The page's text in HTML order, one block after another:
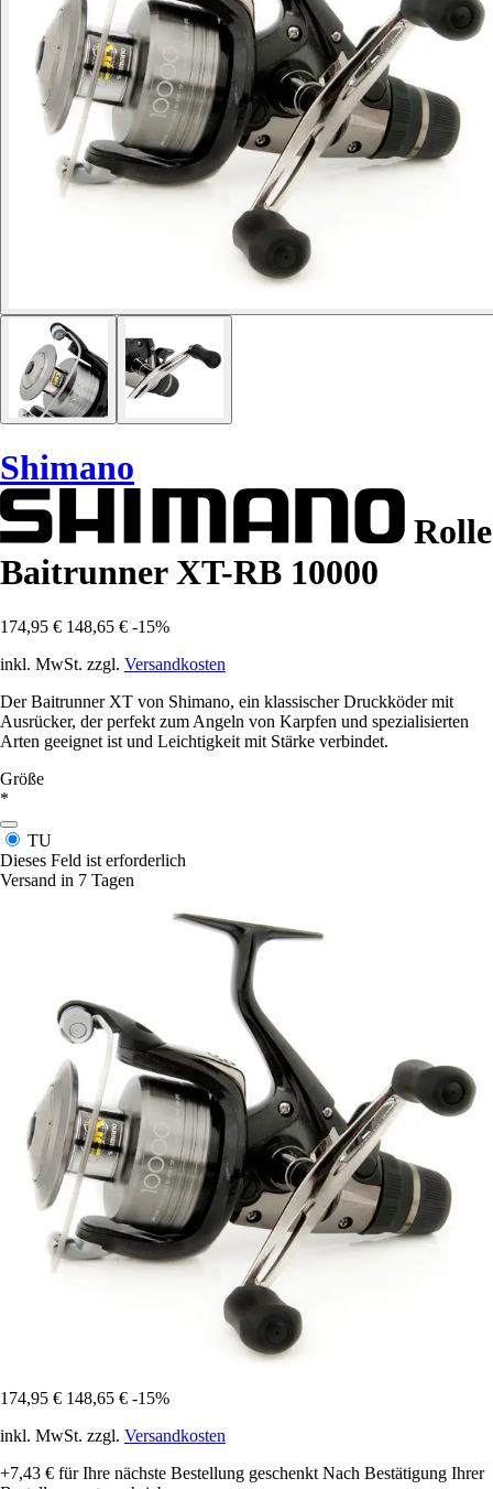
Shimano
Rolle
Baitrunner XT-RB 10000
174,95 € 148,65 € -15%
inkl. MwSt. zzgl. Versandkosten
Der Baitrunner XT von Shimano, ein klassischer Druckköder mit
Ausrücker, der perfekt zum Angeln von Karpfen und spezialisierten
Arten geeignet ist und Leichtigkeit mit Stärke verbindet.
Größe
*
TU
Dieses Feld ist erforderlich
Versand in 7 Tagen
174,95 € 148,65 € -15%
inkl. MwSt. zzgl. Versandkosten
+7,43 € für Ihre nächste Bestellung geschenkt Nach Bestätigung Ihrer